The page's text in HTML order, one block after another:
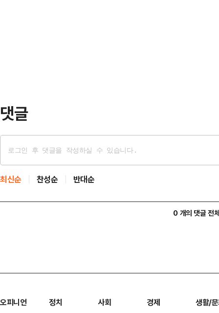
댓글
최신순 찬성순 반대순
0 개의 댓글 전
오피니언 정치 사회 경제 생활/